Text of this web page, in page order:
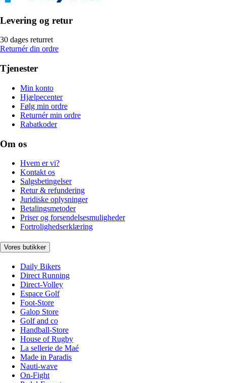
Levering og retur
30 dages returret
Returnér din ordre
Tjenester
Min konto
Hjælpecenter
Følg min ordre
Returnér min ordre
Rabatkoder
Om os
Hvem er vi?
Kontakt os
Salgsbetingelser
Retur & refundering
Juridiske oplysninger
Betalingsmetoder
Priser og forsendelsesmuligheder
Fortrolighedserklæring
Vores butikker
Daily Bikers
Direct Running
Direct-Volley
Espace Golf
Foot-Store
Galop Store
Golf and co
Handball-Store
House of Rugby
La sellerie de Maé
Made in Paradis
Nauti-wave
On-Fight